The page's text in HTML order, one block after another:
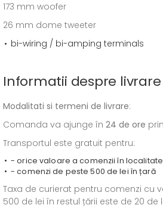
173 mm woofer
26 mm dome tweeter
bi-wiring / bi-amping terminals
Informatii despre
Modalitati si termeni de livrare:
Comanda va ajunge în 24 de ore
Transportul este gratuit pentru:
- orice valoare a comenzii în
- comenzi de peste 500 de lei în țară
Taxa de curierat pentru comenzi cu
500 de lei în restul țării este de 20 de